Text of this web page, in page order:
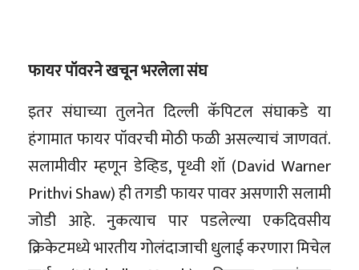
फायर पॉवरने खचून भरलेला संघ
इतर संघाच्या तुलनेत दिल्ली कॅपिटल संघाकडे या
हंगामात फायर पॉवरची मोठी फळी असल्याचं जाणवतं.
सलामीवीर म्हणून डेव्हिड, पृथ्वी शॉ (David Warner
Prithvi Shaw) ही तगडी फायर पावर असणारी सलामी
जोडी आहे. नुकत्याच पार पडलेल्या एकदिवसीय
क्रिकेटमध्ये भारतीय गोलंदाजाची धुलाई करणारा मिचेल